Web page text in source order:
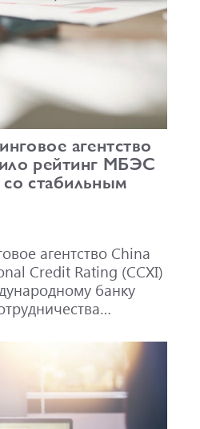
агентство
рейтинг МБЭС
стабильным
агентство China
Credit Rating (CCXI)
банку